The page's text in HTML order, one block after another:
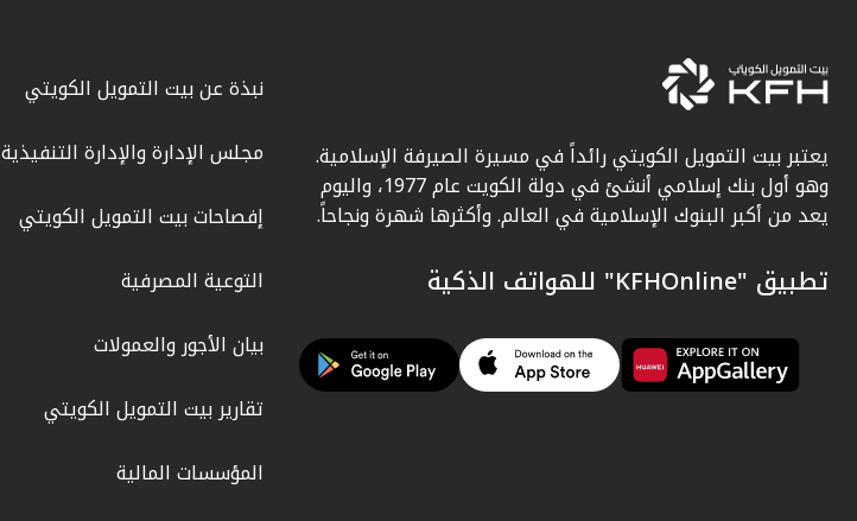
يعتبر بيت التمويل الكويتي رائداً في مسيرة الصيرفة الإسلامية.
وهو أول بنك إسلامي أنشئ في دولة الكويت عام 1977، واليوم
يعد من أكبر البنوك الإسلامية في العالم. وأكثرها شهرة ونجاحاً.
تطبيق "KFHOnline" للهواتف الذكية
نبذة عن بيت التمويل الكويتي
مجلس الإدارة والإدارة التنفيذية
إفصاحات بيت التمويل الكويتي
التوعية المصرفية
بيان الأجور والعمولات
تقارير بيت التمويل الكويتي
المؤسسات المالية